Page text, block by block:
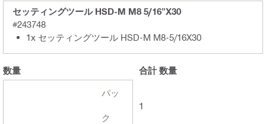
セッティングツール HSD-M M8 5/16"X30
#243748
1x セッティングツール HSD-M M8-5/16X30
数量
パッ
ク
合計数量
1